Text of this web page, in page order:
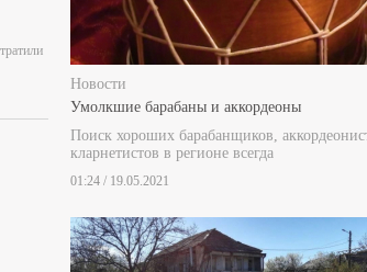
Новости
Умолкшие барабаны и аккордеоны
Поиск хороших барабанщиков,
кларнетистов в регионе всегда
01:24 / 19.05.2021